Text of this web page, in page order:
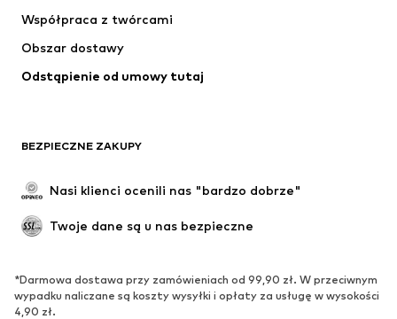
Kurtki
Bielizna
Płaszcze
Spódnice
Specjalne okazje
Ekskluzywne
Nowości
Na czasie
Trampki & sneakersy
Współpraca z twórcami
Obszar dostawy
Odstąpienie od umowy tutaj
BEZPIECZNE ZAKUPY
Nasi klienci ocenili nas "bardzo dobrze"
Twoje dane są u nas bezpieczne
*Darmowa dostawa przy zamówieniach od 99,90 zł. W przeciwnym
wypadku naliczane są koszty wysyłki i opłaty za usługę w wysokości
4,90 zł.